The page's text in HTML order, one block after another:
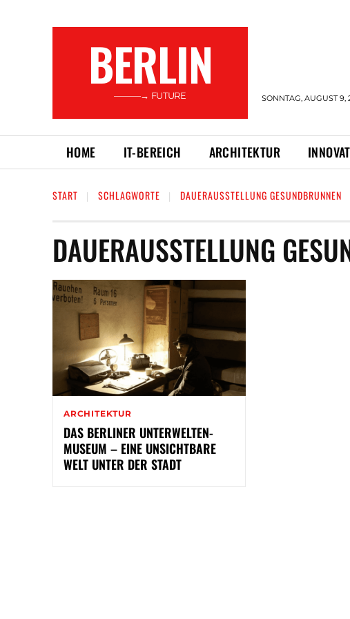
BERLIN
———→ FUTURE SONNTAG, AUGUST 9,
HOME IT-BEREICH ARCHITEKTUR
START SCHLAGWORTE DAUERAUSSTELLUNG GESUNDBRUNNEN
DAUERAUSSTELLUNG
ARCHITEKTUR
DAS BERLINER UNTERWELTEN-
MUSEUM – EINE UNSICHTBARE
WELT UNTER DER STADT